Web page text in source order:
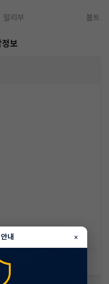
말리부 볼트
보
내 ×